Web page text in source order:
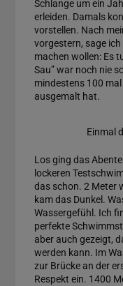
Schlange um ein
erleiden. Damals
vorstellen. Nach
vorgestern, sage
machen wollen: Es
Sau” war noch nie
mindestens 100
ausgemalt hat.
Einmal
Los ging das
lockeren
das schon. 2 Meter
kam das Dunkel.
Wassergefühl. Ich
perfekte
aber auch gezeigt,
werden kann. Im
zur Brücke an der
Respekt ein. 1400